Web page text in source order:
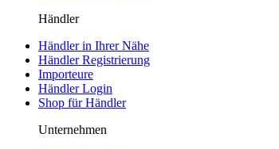
Händler
Händler in Ihrer Nähe
Händler Registrierung
Importeure
Händler Login
Shop für Händler
Unternehmen